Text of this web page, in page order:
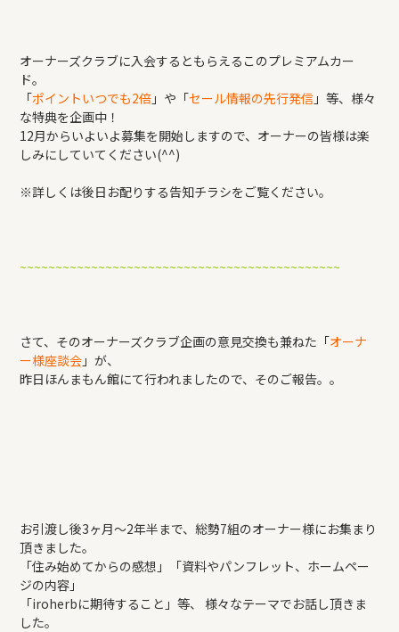
オーナーズクラブに入会するともらえるこのプレミアムカー
ド。
「ポイントいつでも2倍 」や「セール情報の先行発信 」等、様々
な特典を企画中！
12月からいよいよ募集を開始しますので、オーナーの皆様は楽
しみにしていてください(^^)
※詳しくは後日お配りする告知チラシをご覧ください。
~~~~~~~~~~~~~~~~~~~~~~~~~~~~~~~~~~~~~~~~~~~~~
さて、そのオーナーズクラブ企画の意見交換も兼ねた「オーナ
ー様座談会 」が、
昨日ほんまもん館にて行われましたので、そのご報告。。
お引渡し後3ヶ月～2年半まで、総勢7組のオーナー様にお集まり
頂きました。
「住み始めてからの感想」「資料やパンフレット、ホームペー
ジの内容」
「iroherbに期待すること」等、 様々なテーマでお話し頂きま
した。